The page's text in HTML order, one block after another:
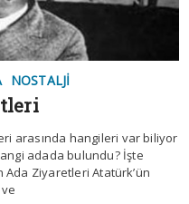
NOSTALJI
arasında hangileri var biliyor
adada bulundu? İşte
Ada Ziyaretleri Atatürk’ün